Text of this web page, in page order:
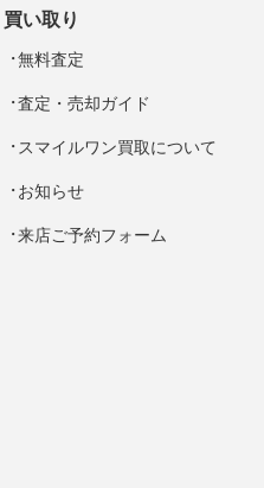
買い取り
無料査定
査定・売却ガイド
スマイルワン買取について
お知らせ
来店ご予約フォーム